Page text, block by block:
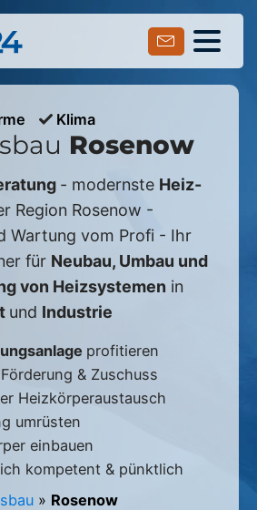
Klima
Rosenow
- modernste Heiz-
Region Rosenow -
Wartung vom Profi - Ihr
für Neubau, Umbau und
von Heizsystemen in
und Industrie
profitieren
& Zuschuss
Heizkörperaustausch
umrüsten
einbauen
kompetent & pünktlich
» Rosenow